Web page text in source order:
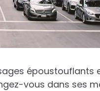
époustouflants
vous dans ses